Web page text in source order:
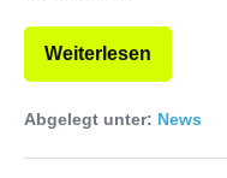
Weiterlesen
Abgelegt unter: News